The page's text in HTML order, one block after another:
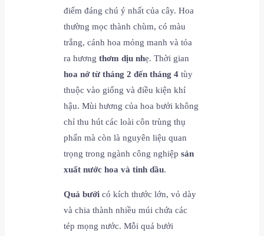
điểm đáng chú ý nhất của cây. Hoa
thường mọc thành chùm, có màu
trắng, cánh hoa mỏng manh và tỏa
ra hươngthơm dịu nhẹ. Thời gian
hoa nở từ tháng 2 đến tháng 4 tùy
thuộc vào giống và điều kiện khí
hậu. Mùi hương của hoa bưởi không
chỉ thu hút các loài côn trùng thụ
phấn mà còn là nguyên liệu quan
trọng trong ngành công nghiệpsản
xuất nước hoa và tinh dầu.
Quả bưởi có kích thước lớn, vỏ dày
và chia thành nhiều múi chứa các
tép mọng nước. Mỗi quả bưởi